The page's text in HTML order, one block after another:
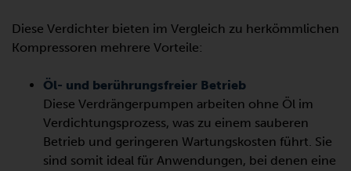
Diese Verdichter bieten im Vergleich zu herkömmlichen
Kompressoren mehrere Vorteile:
Öl- und berührungsfreier Betrieb
Diese Verdrängerpumpen arbeiten ohne Öl im
Verdichtungsprozess, was zu einem sauberen
Betrieb und geringeren Wartungskosten führt. Sie
sind somit ideal für Anwendungen, bei denen eine